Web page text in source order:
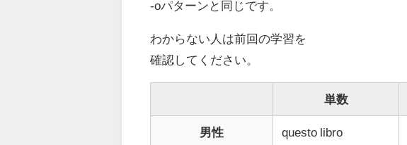
-oパターンと同じです。
わからない人は前回の学習を
確認してください。
単数
男性 questo libro